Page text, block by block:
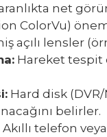
net
ColorVu)
açılı lensler
: Hareket tespit
: Hard disk
belirler.
Akıllı telefon